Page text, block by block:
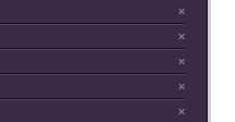
×
×
×
×
×